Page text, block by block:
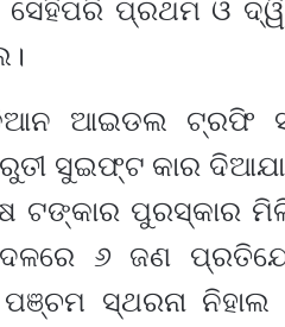
ପ୍ରଥମ ଓ
ଆଇଡଲ ଟ୍ରଫି
ସୁଇଫ୍ଟ କାର
ପୁରସ୍କାର
୬ ଜଣ
ସ୍ଥରନା